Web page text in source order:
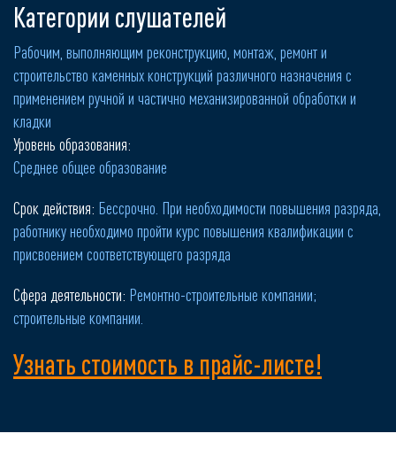
Категории слушателей
Рабочим, выполняющим реконструкцию, монтаж, ремонт и
строительство каменных конструкций различного назначения с
применением ручной и частично механизированной обработки и
кладки
Уровень образования:
Среднее общее образование
Срок действия: Бессрочно. При необходимости повышения разряда,
работнику необходимо пройти курс повышения квалификации с
присвоением соответствующего разряда
Сфера деятельности: Ремонтно-строительные компании;
строительные компании.
Узнать стоимость в прайс-листе!